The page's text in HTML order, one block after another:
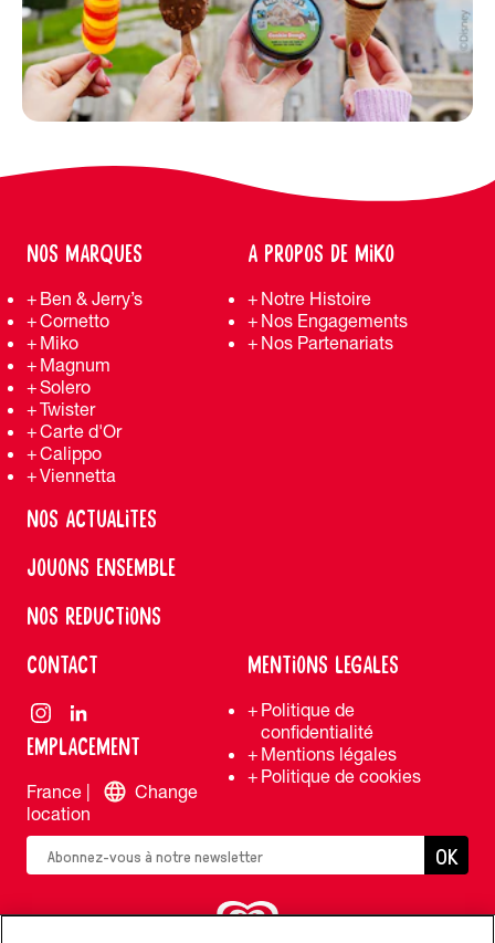
NOS MARQUES
Ben & Jerry’s
Cornetto
Miko
Magnum
Solero
Twister
Carte d'Or
Calippo
Viennetta
A PROPOS DE MIKO
Notre Histoire
Nos Engagements
Nos Partenariats
NOS ACTUALITES
JOUONS ENSEMBLE
NOS REDUCTIONS
MENTIONS LEGALES
Politique de
confidentialité
Mentions légales
Politique de cookies
CONTACT
EMPLACEMENT
France |
Change
location
OK